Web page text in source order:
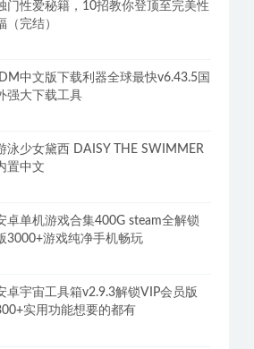
门性爱秘籍，10招教你登顶至完美性
（完结）
IDM中文版下载利器全球最快v6.43.5国
强大下载工具
泳少女黛西 DAISY THE SWIMMER
置中文
卓单机游戏合集400G steam全解锁
3000+游戏纯净手机畅玩
卓宇宙工具箱v2.9.3解锁VIP会员版
实用功能想要的都有